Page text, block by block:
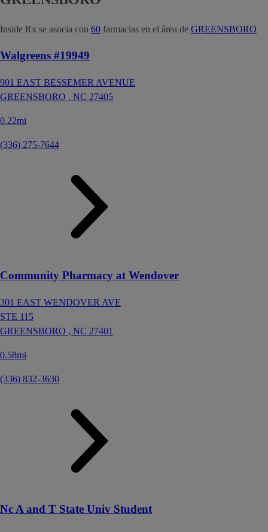
Inside Rx se asocia con 60 farmacias en el área de GREENSBORO
Walgreens #19949
901 EAST BESSEMER AVENUE
GREENSBORO , NC 27405
0.22mi
(336) 275-7644
Community Pharmacy at Wendover
301 EAST WENDOVER AVE
STE 115
GREENSBORO , NC 27401
0.58mi
(336) 832-3630
Nc A and T State Univ Student